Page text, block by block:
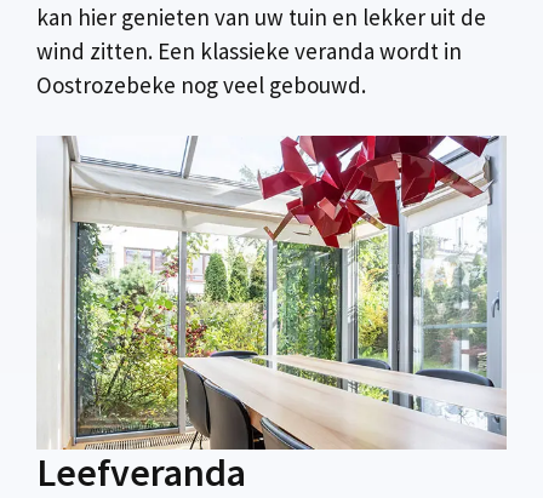
kan hier genieten van uw tuin en lekker uit de
wind zitten. Een klassieke veranda wordt in
Oostrozebeke nog veel gebouwd.
Leefveranda